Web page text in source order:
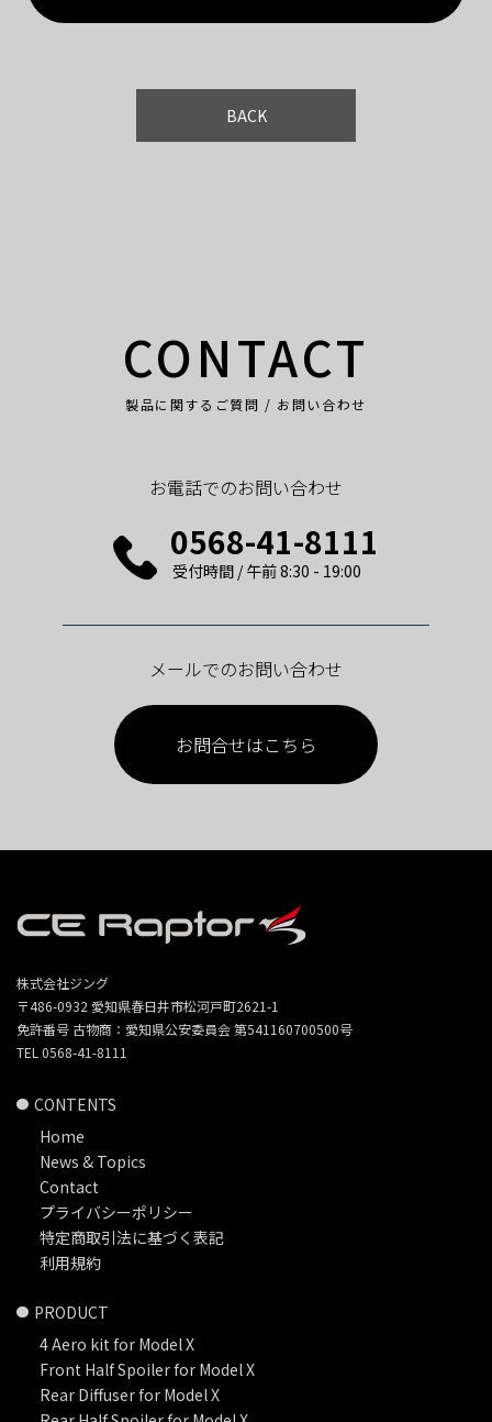
BACK
CONTACT
製品に関するご質問 / お問い合わせ
お電話でのお問い合わせ
0568-41-8111
受付時間 / 午前 8:30 - 19:00
メールでのお問い合わせ
お問合せはこちら
株式会社ジング
〒486-0932 愛知県春日井市松河戸町2621-1
免許番号 古物商：愛知県公安委員会 第541160700500号
TEL 0568-41-8111
CONTENTS
Home
News & Topics
Contact
プライバシーポリシー
特定商取引法に基づく表記
利用規約
PRODUCT
4 Aero kit for Model X
Front Half Spoiler for Model X
Rear Diffuser for Model X